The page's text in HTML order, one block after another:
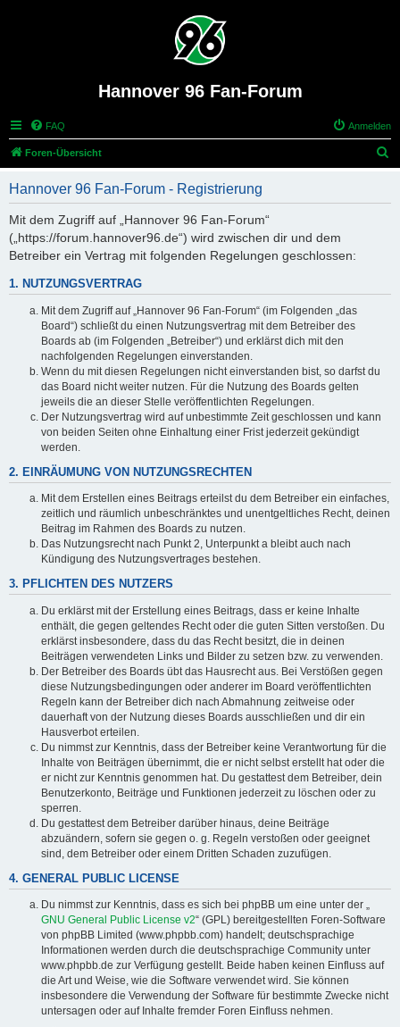
Hannover 96 Fan-Forum
FAQ Anmelden
Foren-Übersicht
Hannover 96 Fan-Forum - Registrierung
Mit dem Zugriff auf „Hannover 96 Fan-Forum“
(„https://forum.hannover96.de“) wird zwischen dir und dem
Betreiber ein Vertrag mit folgenden Regelungen geschlossen:
1. NUTZUNGSVERTRAG
Mit dem Zugriff auf „Hannover 96 Fan-Forum“ (im Folgenden „das
Board“) schließt du einen Nutzungsvertrag mit dem Betreiber des
Boards ab (im Folgenden „Betreiber“) und erklärst dich mit den
nachfolgenden Regelungen einverstanden.
Wenn du mit diesen Regelungen nicht einverstanden bist, so darfst du
das Board nicht weiter nutzen. Für die Nutzung des Boards gelten
jeweils die an dieser Stelle veröffentlichten Regelungen.
Der Nutzungsvertrag wird auf unbestimmte Zeit geschlossen und kann
von beiden Seiten ohne Einhaltung einer Frist jederzeit gekündigt
werden.
2. EINRÄUMUNG VON NUTZUNGSRECHTEN
Mit dem Erstellen eines Beitrags erteilst du dem Betreiber ein einfaches,
zeitlich und räumlich unbeschränktes und unentgeltliches Recht, deinen
Beitrag im Rahmen des Boards zu nutzen.
Das Nutzungsrecht nach Punkt 2, Unterpunkt a bleibt auch nach
Kündigung des Nutzungsvertrages bestehen.
3. PFLICHTEN DES NUTZERS
Du erklärst mit der Erstellung eines Beitrags, dass er keine Inhalte
enthält, die gegen geltendes Recht oder die guten Sitten verstoßen. Du
erklärst insbesondere, dass du das Recht besitzt, die in deinen
Beiträgen verwendeten Links und Bilder zu setzen bzw. zu verwenden.
Der Betreiber des Boards übt das Hausrecht aus. Bei Verstößen gegen
diese Nutzungsbedingungen oder anderer im Board veröffentlichten
Regeln kann der Betreiber dich nach Abmahnung zeitweise oder
dauerhaft von der Nutzung dieses Boards ausschließen und dir ein
Hausverbot erteilen.
Du nimmst zur Kenntnis, dass der Betreiber keine Verantwortung für die
Inhalte von Beiträgen übernimmt, die er nicht selbst erstellt hat oder die
er nicht zur Kenntnis genommen hat. Du gestattest dem Betreiber, dein
Benutzerkonto, Beiträge und Funktionen jederzeit zu löschen oder zu
sperren.
Du gestattest dem Betreiber darüber hinaus, deine Beiträge
abzuändern, sofern sie gegen o. g. Regeln verstoßen oder geeignet
sind, dem Betreiber oder einem Dritten Schaden zuzufügen.
4. GENERAL PUBLIC LICENSE
Du nimmst zur Kenntnis, dass es sich bei phpBB um eine unter der „
GNU General Public License v2“ (GPL) bereitgestellten Foren-Software
von phpBB Limited (www.phpbb.com) handelt; deutschsprachige
Informationen werden durch die deutschsprachige Community unter
www.phpbb.de zur Verfügung gestellt. Beide haben keinen Einfluss auf
die Art und Weise, wie die Software verwendet wird. Sie können
insbesondere die Verwendung der Software für bestimmte Zwecke nicht
untersagen oder auf Inhalte fremder Foren Einfluss nehmen.